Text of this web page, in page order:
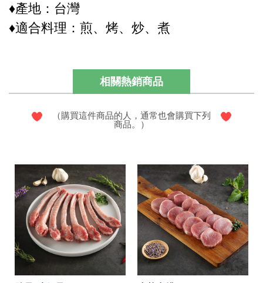
♦產地：台灣
♦適合料理：煎、烤、炒、煮
相關熱銷商品
（購買這件商品的人，通常也會購買下列
商品。）